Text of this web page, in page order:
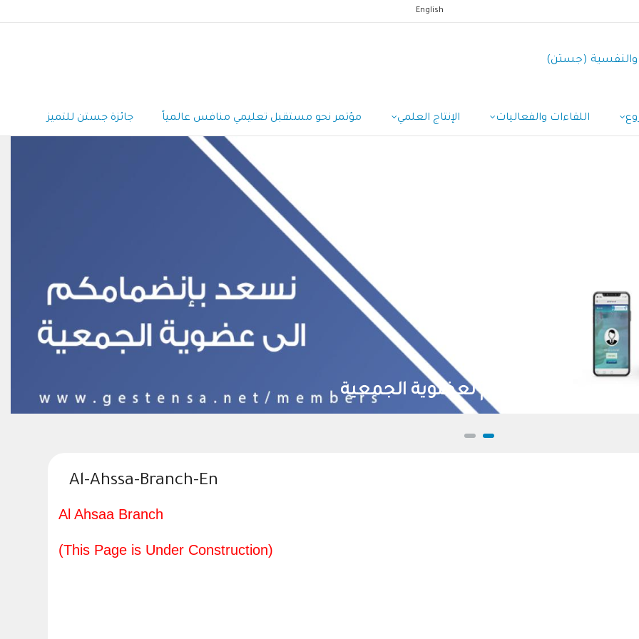
English
والنفسية (جستن)
اللقاءات والفعاليات الإنتاج العلمي مؤتمر نحو مستقبل تعليمي منافس عالمياً جائزة جستن للتميز
نسعد بانضمامكم لعضوية الجمعية
Al-Ahssa-Branch-En
Al Ahsaa Branch
(This Page is Under Construction)